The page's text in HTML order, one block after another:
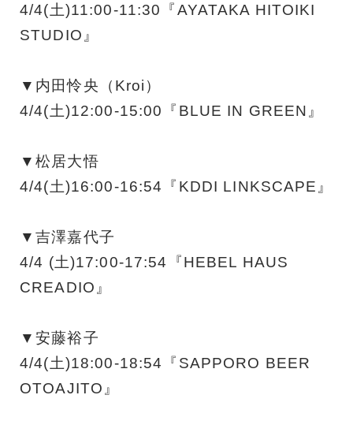
4/4(土)11:00-11:30『AYATAKA HITOIKI
STUDIO』
▼内田怜央（Kroi）
4/4(土)12:00-15:00『BLUE IN GREEN』
▼松居大悟
4/4(土)16:00-16:54『KDDI LINKSCAPE』
▼吉澤嘉代子
4/4 (土)17:00-17:54『HEBEL HAUS
CREADIO』
▼安藤裕子
4/4(土)18:00-18:54『SAPPORO BEER
OTOAJITO』